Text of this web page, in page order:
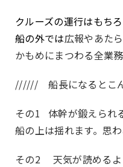
クルーズの運行はもち
船の外では広報やあた
かもめにまつわる全業
////// 船長になるとこ
その1 体幹が鍛えられ
船の上は揺れます。思
その2 天気が読めるよ